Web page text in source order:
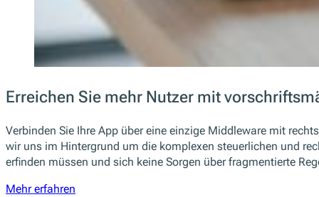
Erreichen Sie mehr Nutzer mit
Verbinden Sie Ihre App über eine einzige Middleware mit
wir uns im Hintergrund um die komplexen steuerlichen und
erfinden müssen und sich keine Sorgen über fragmentierte
Mehr erfahren